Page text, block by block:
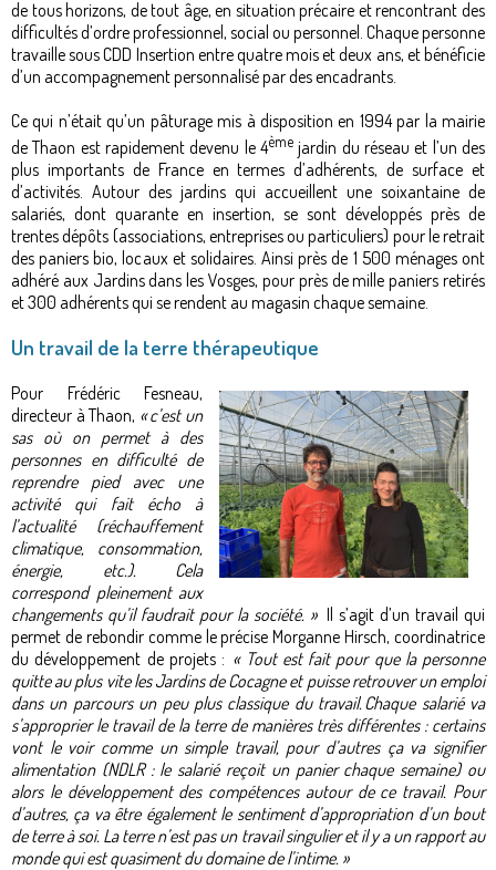
de tous horizons, de tout âge, en situation précaire et rencontrant des
difficultés d’ordre professionnel, social ou personnel. Chaque personne
travaille sous CDD Insertion entre quatre mois et deux ans, et bénéficie
d’un accompagnement personnalisé par des encadrants.
Ce qui n’était qu’un pâturage mis à disposition en 1994 par la mairie
de Thaon est rapidement devenu le 4ème jardin du réseau et l’un des
plus importants de France en termes d’adhérents, de surface et
d’activités. Autour des jardins qui accueillent une soixantaine de
salariés, dont quarante en insertion, se sont développés près de
trentes dépôts (associations, entreprises ou particuliers) pour le retrait
des paniers bio, locaux et solidaires. Ainsi près de 1 500 ménages ont
adhéré aux Jardins dans les Vosges, pour près de mille paniers retirés
et 300 adhérents qui se rendent au magasin chaque semaine.
Un travail de la terre thérapeutique
Pour Frédéric Fesneau,
directeur à Thaon, « c’est un
sas où on permet à des
personnes en difficulté de
reprendre pied avec une
activité qui fait écho à
l’actualité (réchauffement
climatique, consommation,
énergie, etc.). Cela
correspond pleinement aux
changements qu’il faudrait pour la société. »Il s’agit d’un travail qui
permet de rebondir comme le précise Morganne Hirsch, coordinatrice
du développement de projets : « Tout est fait pour que la personne
quitte au plus vite les Jardins de Cocagne et puisse retrouver un emploi
dans un parcours un peu plus classique du travail. Chaque salarié va
s’approprier le travail de la terre de manières très différentes : certains
vont le voir comme un simple travail, pour d’autres ça va signifier
alimentation (NDLR : le salarié reçoit un panier chaque semaine) ou
alors le développement des compétences autour de ce travail. Pour
d’autres, ça va être également le sentiment d’appropriation d’un bout
de terre à soi. La terre n’est pas un travail singulier et il y a un rapport au
monde qui est quasiment du domaine de l’intime. »